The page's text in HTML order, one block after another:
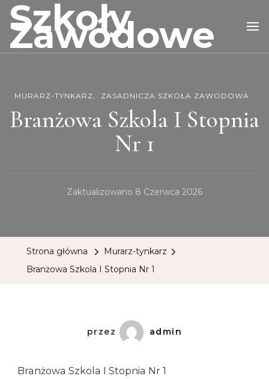
Szkoły
Zawodowe
MURARZ-TYNKARZ ZASADNICZA SZKOŁA ZAWODOWA
Branżowa Szkola I Stopnia
Nr 1
Zaktualizowano 8 Czerwca 2026
Strona główna
Murarz-tynkarz
Branżowa Szkola I Stopnia Nr 1
przez admin
Branżowa Szkola I Stopnia Nr 1